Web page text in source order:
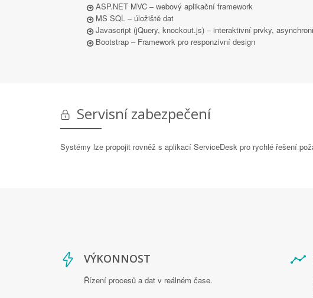
ASP.NET MVC – webový aplikační framework
MS SQL – úložiště dat
Javascript (jQuery, knockout.js) – interaktivní prvky,
Bootstrap – Framework pro responzivní design
Servisní zabezpečení
Systémy lze propojit rovněž s aplikací ServiceDesk pro rychlé řešení
VÝKONNOST
Řízení procesů a dat v reálném čase.